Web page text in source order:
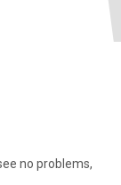
no problems,